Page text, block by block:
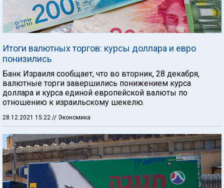
Итоги валютных торгов: курсы доллара и евро
понизились
Банк Израиля сообщает, что во вторник, 28 декабря,
валютные торги завершились понижением курса
доллара и курса единой европейской валюты по
отношению к израильскому шекелю.
28.12.2021 15:22 // Экономика